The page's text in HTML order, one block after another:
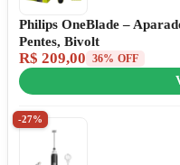
Philips OneBlade –
Pentes, Bivolt
R$ 209,00 36% OFF
-27%